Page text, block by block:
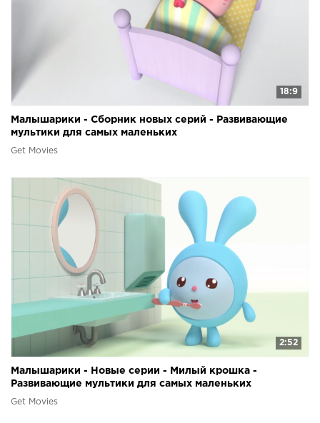
18:9
Малышарики - Сборник новых серий - Развивающие
мультики для самых маленьких
Get Movies
2:52
Малышарики - Новые серии - Милый крошка -
Развивающие мультики для самых маленьких
Get Movies